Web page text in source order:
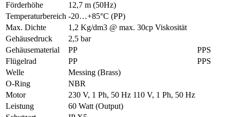
Förderhöhe
12,7 m (50Hz)
Temperaturbereich -20…+85°C (PP)
Max. Dichte
1,2 Kg/dm3 @ max. 30cp Viskosität
Gehäusedruck
2,5 bar
Gehäusematerial
PP
PPS
Flügelrad
PP
PPS
Welle
Messing (Brass)
O-Ring
NBR
Motor
230 V, 1 Ph, 50 Hz 110 V, 1 Ph, 50 Hz
Leistung
60 Watt (Output)